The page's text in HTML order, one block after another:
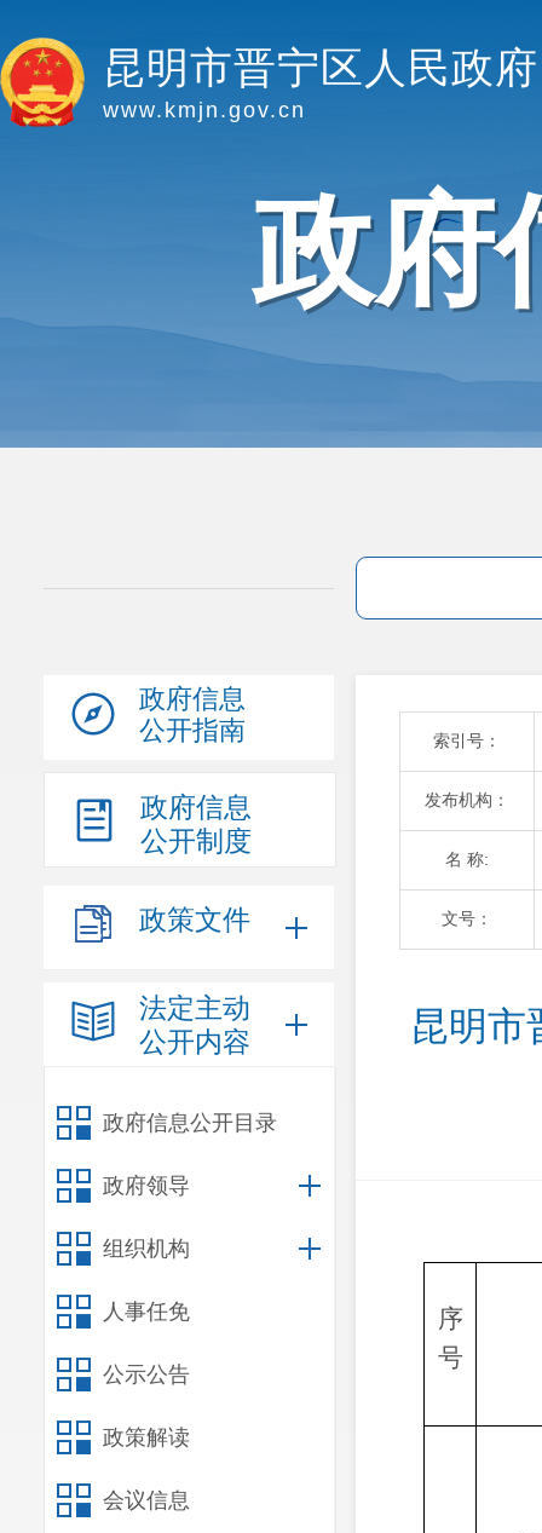
昆明市晋宁区人民政府
www.kmjn.gov.cn
政府
政府信息
公开指南
政府信息
公开制度
政策文件
法定主动
公开内容
政府信息公开目录
政府领导
组织机构
人事任免
公示公告
政策解读
会议信息
索引号：
发布机构：
名 称:
文号：
昆明市
序
号